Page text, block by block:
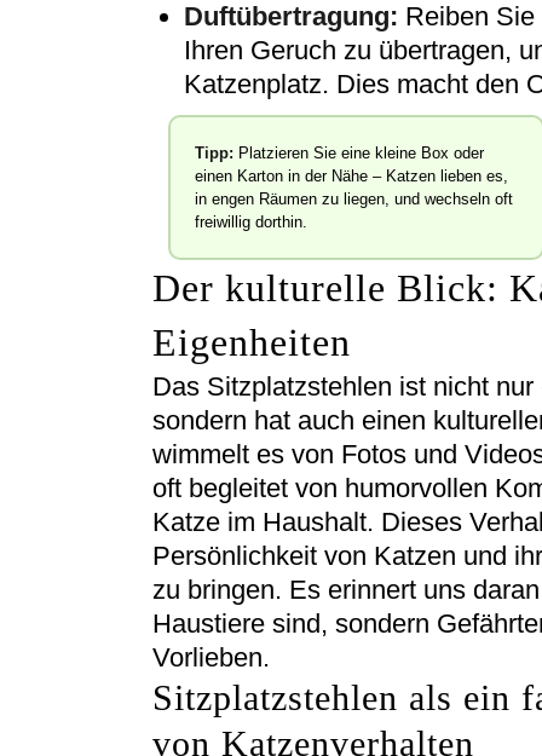
Duftübertragung: Reiben
Ihren Geruch zu übertragen,
Katzenplatz. Dies macht den
Tipp: Platzieren Sie eine kleine Box oder
einen Karton in der Nähe – Katzen lieben es,
in engen Räumen zu liegen, und wechseln oft
freiwillig dorthin.
Der kulturelle Blick:
Eigenheiten
Das Sitzplatzstehlen ist nicht
sondern hat auch einen
wimmelt es von Fotos und
oft begleitet von humorvollen
Katze im Haushalt. Dieses
Persönlichkeit von Katzen und
zu bringen. Es erinnert uns
Haustiere sind, sondern
Vorlieben.
Sitzplatzstehlen als ein
von Katzenverhalten